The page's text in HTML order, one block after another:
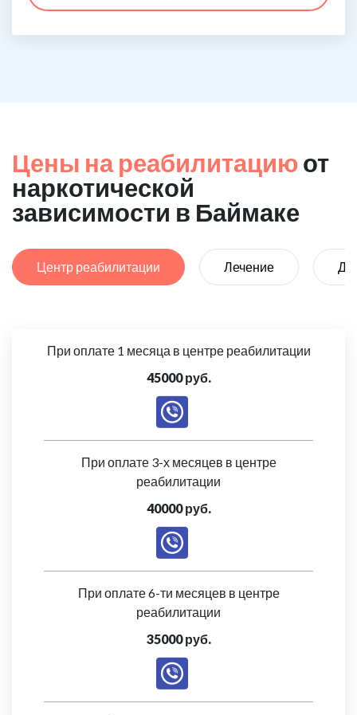
Цены на реабилитациюот
наркотической
зависимости в Баймаке
Центр реабилитации Лечение
При оплате 1 месяца в центре реабилитации
45000 руб.
При оплате 3-х месяцев в центре
реабилитации
40000 руб.
При оплате 6-ти месяцев в центре
реабилитации
35000 руб.